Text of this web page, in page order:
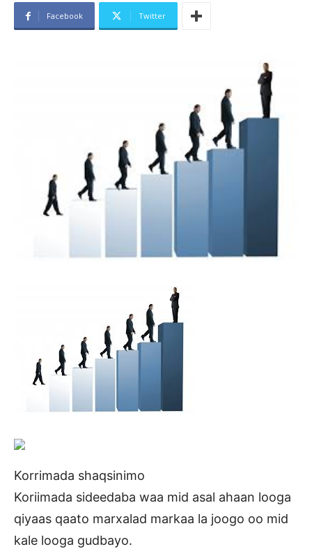
Facebook Twitter
Korrimada shaqsinimo
Koriimada sideedaba waa mid asal ahaan looga
qiyaas qaato marxalad markaa la joogo oo mid
kale looga gudbayo.